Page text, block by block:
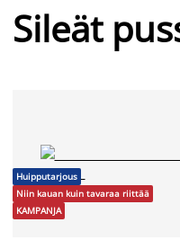
Sileät
Huipputarjous
Niin kauan kuin tavaraa riittää
KAMPANJA